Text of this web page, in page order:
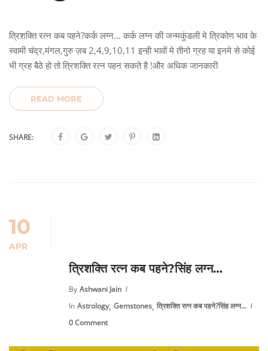
त्रिशक्ति रत्न कब पहने?कर्क लग्न… कर्क लग्न की जन्मकुंडली मे त्रिकोण भाव के
स्वामी चंद्र,मंगल,गुरु ज़ब 2,4,9,10,11 इन्ही भावों मे तीनो ग्रह या इनमे से कोई
भी ग्रह बैठे हो तो त्रिशक्ति रत्न पहन सकते है !और अधिक जानकारी
READ MORE
SHARE:
10
APR
त्रिशक्ति रत्न कब पहने?सिंह लग्न…
By Ashwani Jain
In Astrology, Gemstones, त्रिशक्ति रत्न कब पहने?सिंह लग्न...
0 Comment